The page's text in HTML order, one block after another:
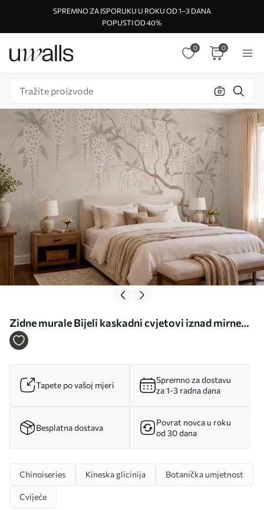
SPREMNO ZA ISPORUKU U ROKU OD 1–3 DANA
POPUSTI OD 40%
0 0
Zidne murale Bijeli kaskadni cvjetovi iznad mirne
vode br. w05694
Tapete po vašoj mjeri
Spremno za dostavu
za 1-3 radna dana
Besplatna dostava
Povrat novca u roku
od 30 dana
Chinoiseries Kineska glicinija Botanička umjetnost
Cvijeće